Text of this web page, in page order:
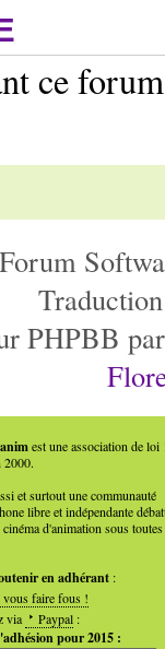
ce
PHPBB
est une association de loi
2000.
et surtout une communauté
libre et indépendante
d'animation sous toutes
en adhérant :
faire fous !
via
Paypal :
pour 2015 :